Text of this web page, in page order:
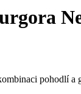
pohodlí a